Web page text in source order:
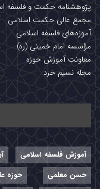
پژوهشنامه حکمت و فلسفه
مجمع عالی حکمت اسلامی
آموزه‌های فلسفه اسلامی
مؤسسه امام خمینی (ره)
معاونت آموزش حوزه
مجله نسیم خرد
آموزش فلسفه اسلامی
حسن معلمی
حوزه